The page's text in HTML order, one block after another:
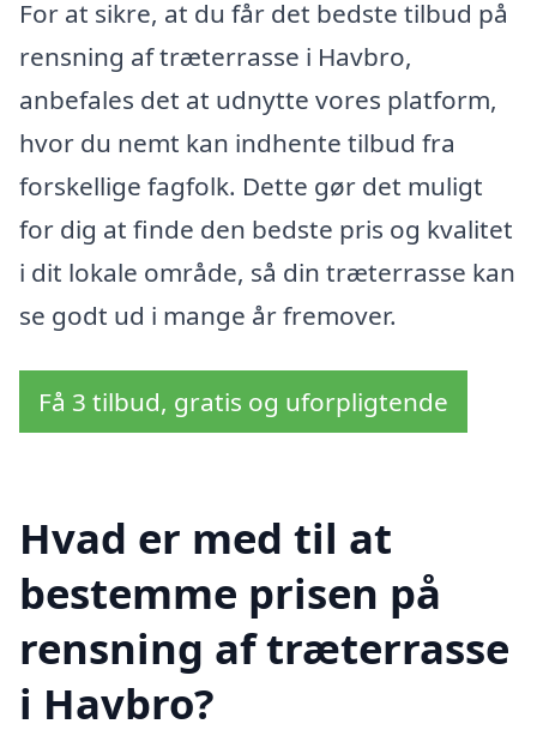
For at sikre, at du får det bedste tilbud på
rensning af træterrasse i Havbro,
anbefales det at udnytte vores platform,
hvor du nemt kan indhente tilbud fra
forskellige fagfolk. Dette gør det muligt
for dig at finde den bedste pris og kvalitet
i dit lokale område, så din træterrasse kan
se godt ud i mange år fremover.
Få 3 tilbud, gratis og uforpligtende
Hvad er med til at
bestemme prisen på
rensning af træterrasse
i Havbro?